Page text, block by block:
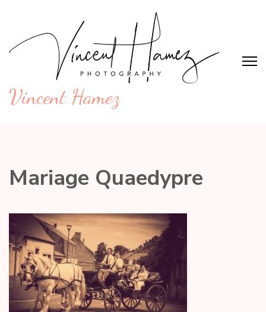
contenu
Vincent Hamez
Mariage Quaedypre